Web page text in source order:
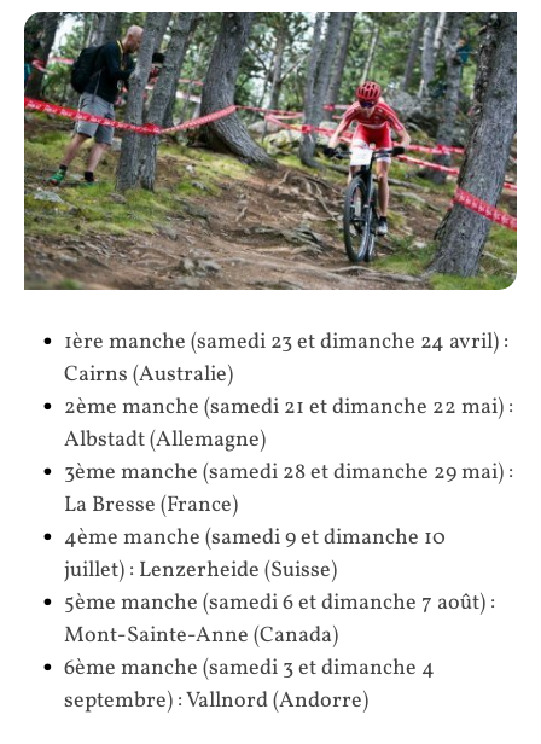
1ère manche (samedi 23 et dimanche 24 avril) :
Cairns (Australie)
2ème manche (samedi 21 et dimanche 22 mai) :
Albstadt (Allemagne)
3ème manche (samedi 28 et dimanche 29 mai) :
La Bresse (France)
4ème manche (samedi 9 et dimanche 10
juillet) : Lenzerheide (Suisse)
5ème manche (samedi 6 et dimanche 7 août) :
Mont-Sainte-Anne (Canada)
6ème manche (samedi 3 et dimanche 4
septembre) : Vallnord (Andorre)